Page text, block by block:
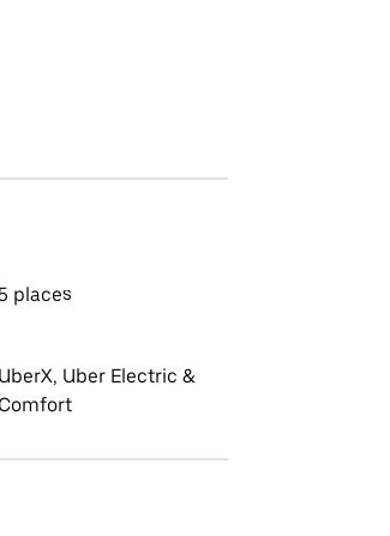
5 places
UberX, Uber Electric &
Comfort